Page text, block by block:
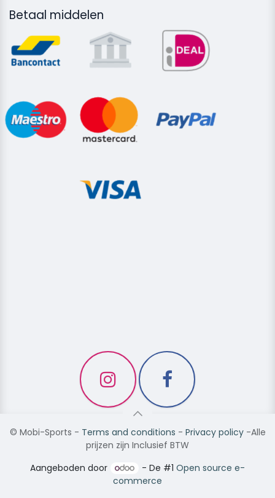
Betaal middelen
© Mobi-Sports - Terms and conditions - Privacy policy-Alle
prijzen zijn Inclusief BTW
Aangeboden door
- De #1Open source e-
commerce